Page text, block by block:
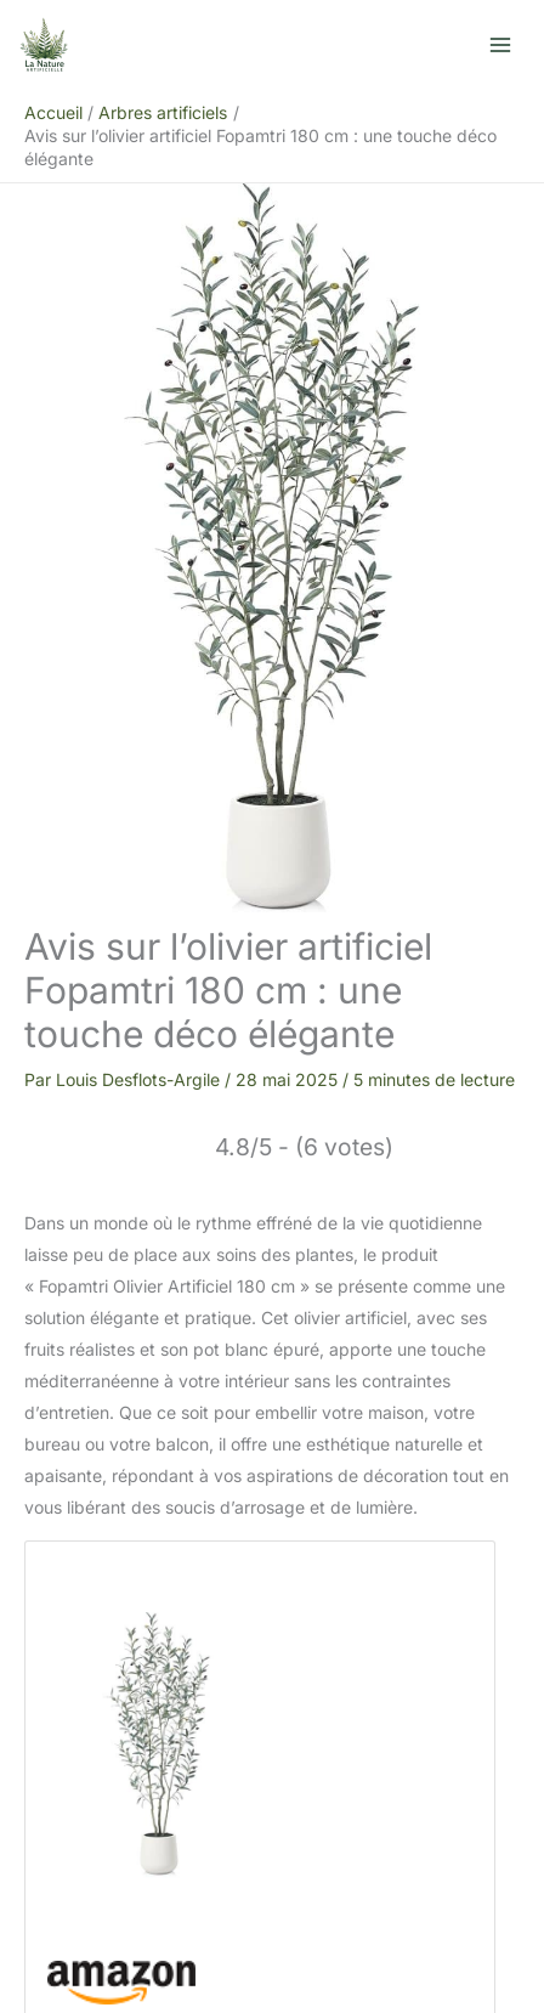
contenu
Accueil
Arbres artificiels
Avis sur l’olivier artificiel Fopamtri 180 cm : une touche déco
élégante
Avis sur l’olivier artificiel
Fopamtri 180 cm : une
touche déco élégante
Par Louis Desflots-Argile / 28 mai 2025 / 5 minutes de lecture
4.8/5 - (6 votes)
Dans un monde où le rythme effréné de la vie quotidienne
laisse peu de place aux soins des plantes, le produit
« Fopamtri Olivier Artificiel 180 cm » se présente comme une
solution élégante et pratique. Cet olivier artificiel, avec ses
fruits réalistes et son pot blanc épuré, apporte une touche
méditerranéenne à votre intérieur sans les contraintes
d’entretien. Que ce soit pour embellir votre maison, votre
bureau ou votre balcon, il offre une esthétique naturelle et
apaisante, répondant à vos aspirations de décoration tout en
vous libérant des soucis d’arrosage et de lumière.
e
h
e